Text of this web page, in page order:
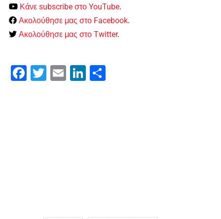
Κάνε subscribe στο YouTube.
Ακολούθησε μας στο Facebook.
Ακολούθησε μας στο Twitter.
Facebook
Twitter Email LinkedIn